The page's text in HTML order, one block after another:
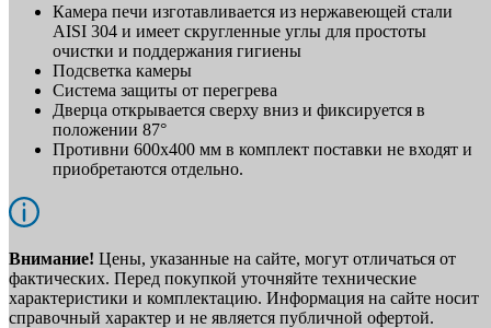
Камера печи изготавливается из нержавеющей стали
AISI 304 и имеет скругленные углы для простоты
очистки и поддержания гигиены
Подсветка камеры
Система защиты от перегрева
Дверца открывается сверху вниз и фиксируется в
положении 87°
Противни 600х400 мм в комплект поставки не входят и
приобретаются отдельно.
Внимание! Цены, указанные на сайте, могут отличаться от
фактических. Перед покупкой уточняйте технические
характеристики и комплектацию. Информация на сайте носит
справочный характер и не является публичной офертой.